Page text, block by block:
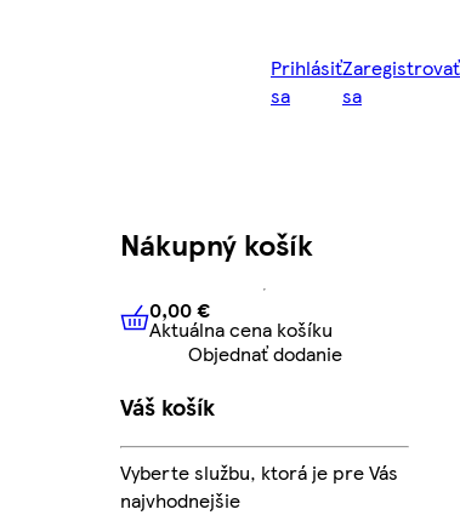
Prihlásiť
sa
Zaregistrovať
sa
Nákupný košík
0,00 € Aktuálna cena košíku
0,00 €
Aktuálna cena košíku
Objednať dodanie
Váš košík
Vyberte službu, ktorá je pre Vás
najvhodnejšie